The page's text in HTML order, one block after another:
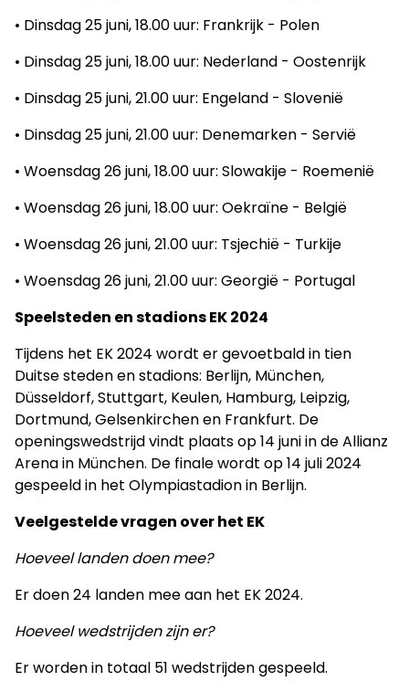
• Dinsdag 25 juni, 18.00 uur: Frankrijk - Polen
• Dinsdag 25 juni, 18.00 uur: Nederland - Oostenrijk
• Dinsdag 25 juni, 21.00 uur: Engeland - Slovenië
• Dinsdag 25 juni, 21.00 uur: Denemarken - Servië
• Woensdag 26 juni, 18.00 uur: Slowakije - Roemenië
• Woensdag 26 juni, 18.00 uur: Oekraïne - België
• Woensdag 26 juni, 21.00 uur: Tsjechië - Turkije
• Woensdag 26 juni, 21.00 uur: Georgië - Portugal
Speelsteden en stadions EK 2024
Tijdens het EK 2024 wordt er gevoetbald in tien
Duitse steden en stadions: Berlijn, München,
Düsseldorf, Stuttgart, Keulen, Hamburg, Leipzig,
Dortmund, Gelsenkirchen en Frankfurt. De
openingswedstrijd vindt plaats op 14 juni in de Allianz
Arena in München. De finale wordt op 14 juli 2024
gespeeld in het Olympiastadion in Berlijn.
Veelgestelde vragen over het EK
Hoeveel landen doen mee?
Er doen 24 landen mee aan het EK 2024.
Hoeveel wedstrijden zijn er?
Er worden in totaal 51 wedstrijden gespeeld.